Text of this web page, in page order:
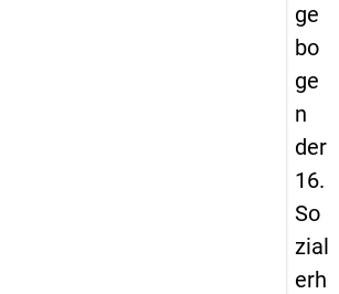
ge
bo
ge
n
der
16.
So
zial
erh